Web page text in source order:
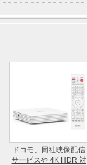
ドコモ、同社映像配信
サービスや 4K HDR 対